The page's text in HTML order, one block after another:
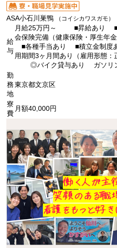
ASA小石川巣鴨 （コイシカワスガモ）
給
与
月給25万円～ ■昇給あり ■
会保険完備（健康保険・厚生年
■各種手当あり ■積立金制
用期間3ヶ月間あり（雇用形態：
◎バイク貸与あり ガソリン
勤
務
地
東京都文京区
寮
費
月額40,000円